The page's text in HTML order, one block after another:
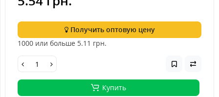
Получить оптовую цену
1000 или больше 5.11 грн.
Купить